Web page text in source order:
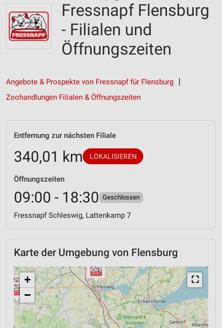
Fressnapf Flensburg
- Filialen und
Öffnungszeiten
Angebote & Prospekte von Fressnapf für Flensburg
Zoohandlungen Filialen & Öffnungszeiten
Entfernung zur nächsten Filiale
340,01 km LOKALISIEREN
Öffnungszeiten
09:00 - 18:30 Geschlossen
Fressnapf Schleswig, Lattenkamp 7
Karte der Umgebung von Flensburg
⛶
+
−